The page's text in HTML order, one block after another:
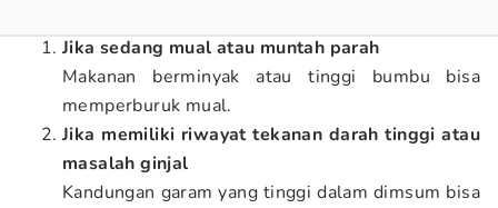
Jika sedang mual atau muntah parah
Makanan berminyak atau tinggi bumbu bisa
memperburuk mual.
Jika memiliki riwayat tekanan darah tinggi atau
masalah ginjal
Kandungan garam yang tinggi dalam dimsum bisa